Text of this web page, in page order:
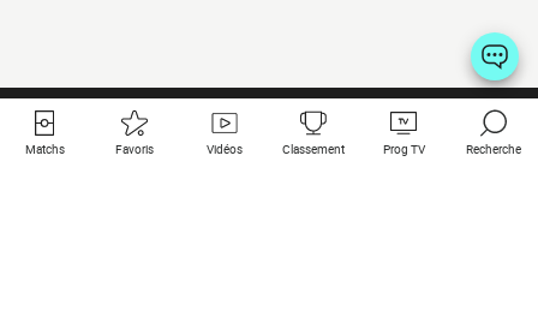
Matchs Favoris Vidéos Classement Prog TV Recherche